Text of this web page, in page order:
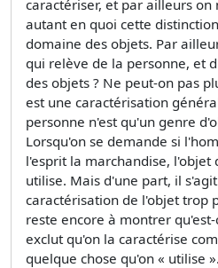
caractériser, et par ailleurs on
autant en quoi cette
domaine des objets. Par
qui relève de la personne, et
des objets ? Ne peut-on pas
est une caractérisation
personne n'est qu'un genre
Lorsqu'on se demande si
l'esprit la marchandise, l'objet
utilise. Mais d'une part, il
caractérisation de l'objet trop
reste encore à montrer
exclut qu'on la caractérise
quelque chose qu'on « utilise ».